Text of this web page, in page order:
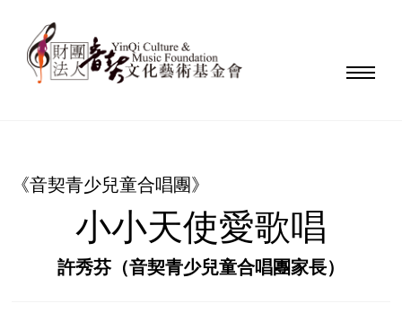
《音契青少兒童合唱團》
小小天使愛歌唱
許秀芬（音契青少兒童合唱團家長）